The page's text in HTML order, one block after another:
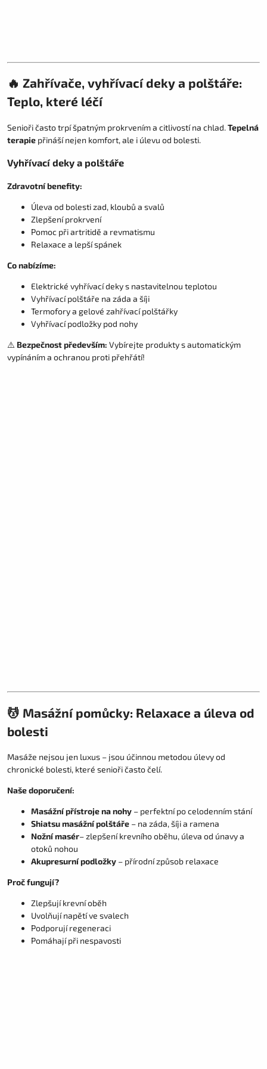
🔥 Zahřívače, vyhřívací deky a polštáře:
Teplo, které léčí
Senioři často trpí špatným prokrvením a citlivostí na chlad.Tepelná
terapie přináší nejen komfort, ale i úlevu od bolesti.
Vyhřívací deky a polštáře
Zdravotní benefity:
Úleva od bolesti zad, kloubů a svalů
Zlepšení prokrvení
Pomoc při artritidě a revmatismu
Relaxace a lepší spánek
Co nabízíme:
Elektrické vyhřívací deky s nastavitelnou teplotou
Vyhřívací polštáře na záda a šíji
Termofory a gelové zahřívací polštářky
Vyhřívací podložky pod nohy
⚠️ Bezpečnost především: Vybírejte produkty s automatickým
vypínáním a ochranou proti přehřátí!
💆 Masážní pomůcky: Relaxace a úleva od
bolesti
Masáže nejsou jen luxus – jsou účinnou metodou úlevy od
chronické bolesti, které senioři často čelí.
Naše doporučení:
Masážní přístroje na nohy – perfektní po celodenním stání
Shiatsu masážní polštáře – na záda, šíji a ramena
Nožní masér– zlepšení krevního oběhu, úleva od únavy a
otoků nohou
Akupresurní podložky – přírodní způsob relaxace
Proč fungují?
Zlepšují krevní oběh
Uvolňují napětí ve svalech
Podporují regeneraci
Pomáhají při nespavosti